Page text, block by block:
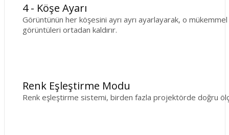
4 - Köşe Ayarı
Görüntünün her köşesini ayrı ayrı ayarlayarak, o mükemmel
görüntüleri ortadan kaldırır.
Renk Eşleştirme Modu
Renk eşleştirme sistemi, birden fazla projektörde doğru